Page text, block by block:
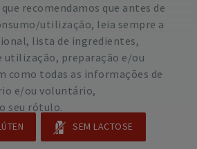
recomendamos que antes de
utilização, leia sempre a
lista de ingredientes,
utilização, preparação e/ou
como todas as informações de
e/ou voluntário,
seu rótulo.
SEM LACTOSE